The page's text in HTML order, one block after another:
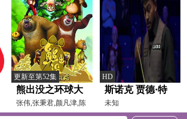
更新至第52集
熊出没之环球大
冒险
张伟,张秉君,颜凡津,陈
光,孙晓东,万丹青
HD
斯诺克 贾德·特
鲁姆普3-4哈马德
未知